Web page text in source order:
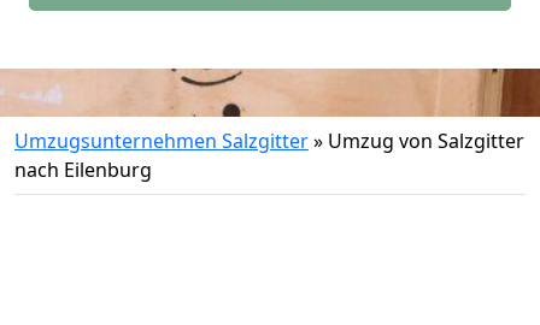
Umzugsunternehmen Salzgitter» Umzug von Salzgitter
nach Eilenburg